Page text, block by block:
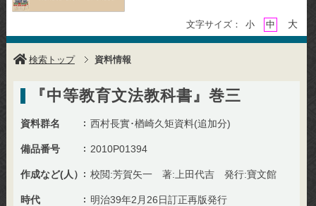
文字サイズ： 小 中 大
検索トップ 資料情報
『中等教育文法教科書』巻三
資料群名 西村長實･楢崎久矩資料(追加分)
備品番号 2010P01394
作成など(人） 校閲:芳賀矢一 著:上田代吉 発行:寶文館
時代 明治39年2月26日訂正再版発行